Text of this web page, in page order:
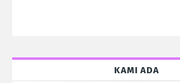
KAMI ADA